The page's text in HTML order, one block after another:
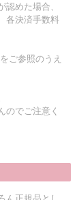
めた場合、
各決済手数料
ご参照のうえ
のでご注意く